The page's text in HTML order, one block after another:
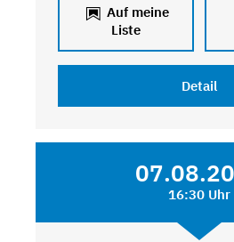
Auf meine
Liste
Detail
16:30 Uhr